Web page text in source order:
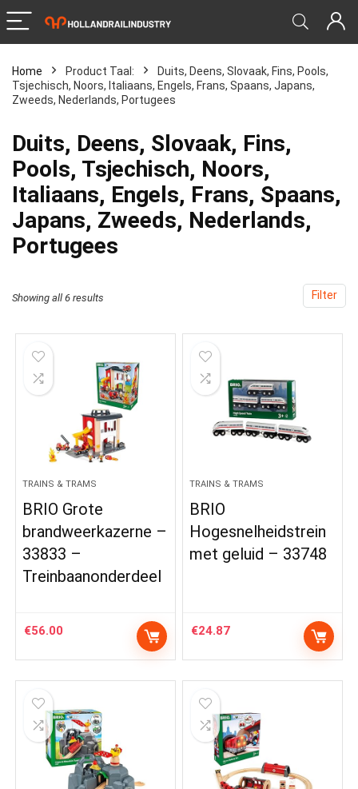
Home Product Taal:
‎Duits, Deens, Slovaak, Fins, Pools,
Tsjechisch, Noors, Italiaans, Engels, Frans, Spaans, Japans,
Zweeds, Nederlands, Portugees
‎Duits, Deens, Slovaak, Fins,
Pools, Tsjechisch, Noors,
Italiaans, Engels, Frans, Spaans,
Japans, Zweeds, Nederlands,
Portugees
Filter
Showing all 6 results
TRAINS & TRAMS
BRIO Grote
brandweerkazerne –
33833 –
Treinbaanonderdeel
€56.00
TRAINS & TRAMS
BRIO
Hogesnelheidstrein
met geluid – 33748
€24.87